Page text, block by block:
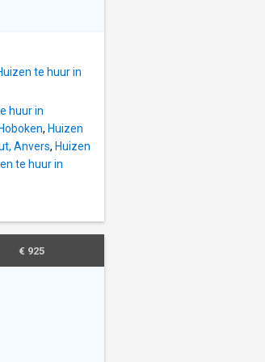
te huur in
huur in
, Huizen
Anvers, Huizen
te huur in
€ 925